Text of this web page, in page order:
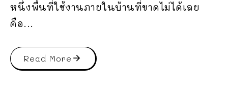
หนึ่งพื้นที่ใช้งานภายในบ้านที่ขาดไม่ได้เลย
คือ...
Read More